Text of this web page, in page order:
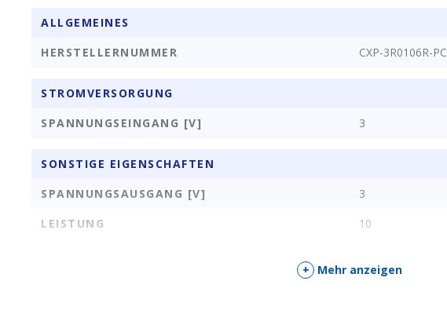
ALLGEMEINES
HERSTELLERNUMMER
CXP-3R0106R-PC
STROMVERSORGUNG
SPANNUNGSEINGANG [V]
3
SONSTIGE EIGENSCHAFTEN
SPANNUNGSAUSGANG [V]
3
LEISTUNG
10
+ Mehr anzeigen